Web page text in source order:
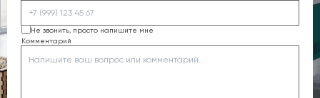
Не звонить, просто напишите мне
Комментарий